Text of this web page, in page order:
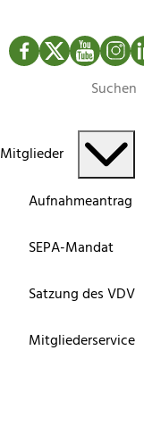
Facebook
TwitterYouTube
Suche
Mitglieder
Aufnahmeantrag
SEPA-Mandat
Satzung des VDV
Mitgliederservice